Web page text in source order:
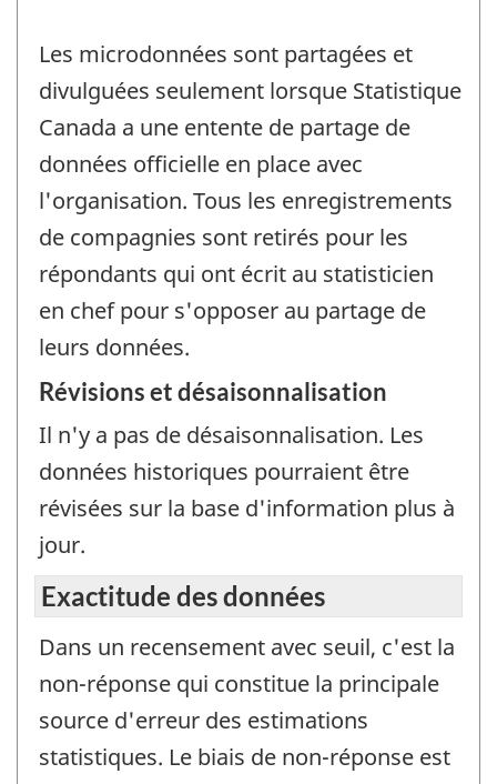
Les microdonnées sont partagées et
divulguées seulement lorsque Statistique
Canada a une entente de partage de
données officielle en place avec
l'organisation. Tous les enregistrements
de compagnies sont retirés pour les
répondants qui ont écrit au statisticien
en chef pour s'opposer au partage de
leurs données.
Révisions et désaisonnalisation
Il n'y a pas de désaisonnalisation. Les
données historiques pourraient être
révisées sur la base d'information plus à
jour.
Exactitude des données
Dans un recensement avec seuil, c'est la
non-réponse qui constitue la principale
source d'erreur des estimations
statistiques. Le biais de non-réponse est